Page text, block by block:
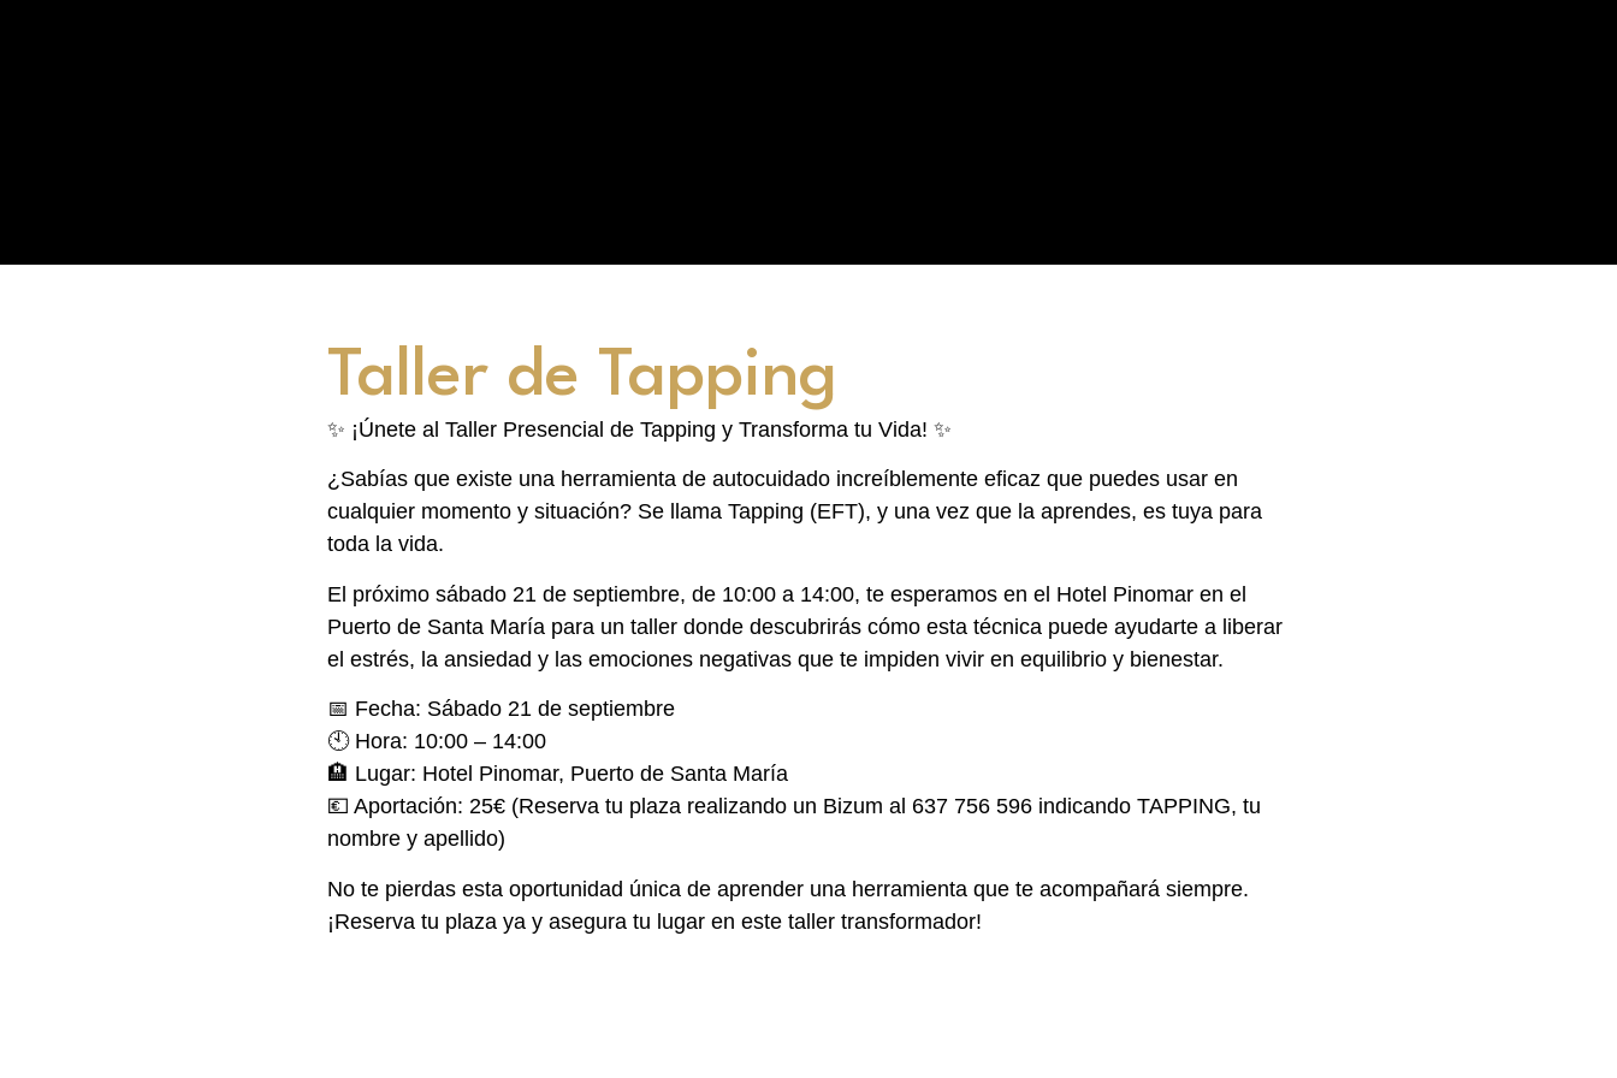
Taller de Tapping
✨ ¡Únete al Taller Presencial de Tapping y Transforma tu Vida! ✨
¿Sabías que existe una herramienta de autocuidado increíblemente eficaz que puedes usar en
cualquier momento y situación? Se llama Tapping (EFT), y una vez que la aprendes, es tuya para
toda la vida.
El próximo sábado 21 de septiembre, de 10:00 a 14:00, te esperamos en el Hotel Pinomar en el
Puerto de Santa María para un taller donde descubrirás cómo esta técnica puede ayudarte a liberar
el estrés, la ansiedad y las emociones negativas que te impiden vivir en equilibrio y bienestar.
📅 Fecha: Sábado 21 de septiembre
🕙 Hora: 10:00 – 14:00
🏨 Lugar: Hotel Pinomar, Puerto de Santa María
💶 Aportación: 25€ (Reserva tu plaza realizando un Bizum al 637 756 596 indicando TAPPING, tu
nombre y apellido)
No te pierdas esta oportunidad única de aprender una herramienta que te acompañará siempre.
¡Reserva tu plaza ya y asegura tu lugar en este taller transformador!